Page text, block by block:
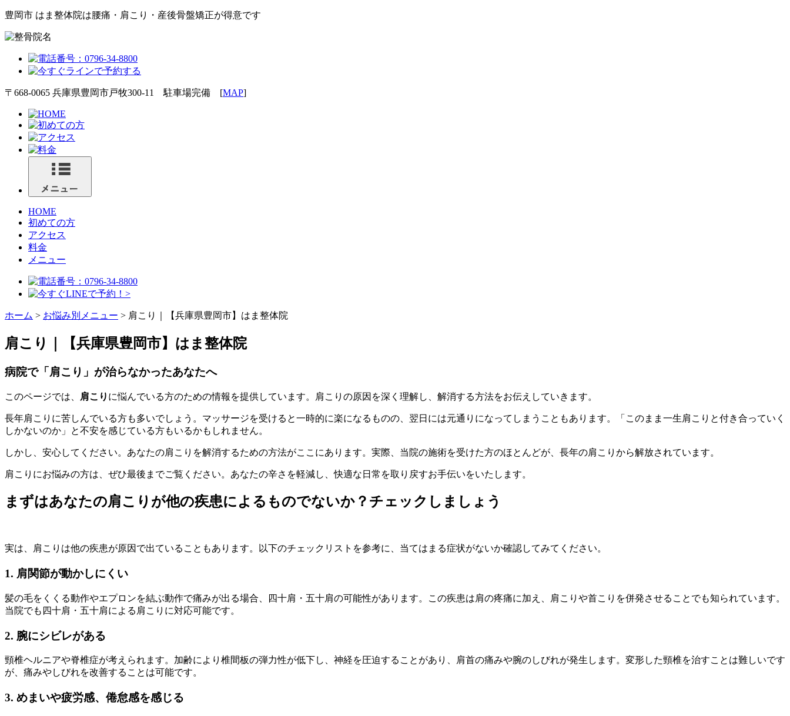
豊岡市 はま整体院は腰痛・肩こり・産後骨盤矯正が得意です
〒668-0065 兵庫県豊岡市戸牧300-11 駐車場完備 [MAP]
HOME
初めての方
アクセス
料金
メニュー
ホーム > お悩み別メニュー > 肩こり｜【兵庫県豊岡市】はま整体院
肩こり｜【兵庫県豊岡市】はま整体院
病院で「肩こり」が治らなかったあなたへ
このページでは、 肩こり に悩んでいる方のための情報を提供しています。肩こりの原因を深く理解し、解消する方法をお伝えしていきます。
長年肩こりに苦しんでいる方も多いでしょう。マッサージを受けると一時的に楽になるものの、翌日には元通りになってしまうこともあります。「このまま一生肩こりと付き合っていく
しかないのか」と不安を感じている方もいるかもしれません。
しかし、安心してください。あなたの肩こりを解消するための方法がここにあります。実際、当院の施術を受けた方のほとんどが、長年の肩こりから解放されています。
肩こりにお悩みの方は、ぜひ最後までご覧ください。あなたの辛さを軽減し、快適な日常を取り戻すお手伝いをいたします。
まずはあなたの肩こりが他の疾患によるものでないか？チェックしましょう
実は、肩こりは他の疾患が原因で出ていることもあります。以下のチェックリストを参考に、当てはまる症状がないか確認してみてください。
1. 肩関節が動かしにくい
髪の毛をくくる動作やエプロンを結ぶ動作で痛みが出る場合、四十肩・五十肩の可能性があります。この疾患は肩の疼痛に加え、肩こりや首こりを併発させることでも知られています。
当院でも四十肩・五十肩による肩こりに対応可能です。
2. 腕にシビレがある
頸椎ヘルニアや脊椎症が考えられます。加齢により椎間板の弾力性が低下し、神経を圧迫することがあり、肩首の痛みや腕のしびれが発生します。変形した頸椎を治すことは難しいです
が、痛みやしびれを改善することは可能です。
3. めまいや疲労感、倦怠感を感じる